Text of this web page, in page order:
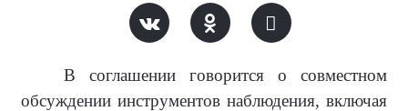
В соглашении говорится о совместном
обсуждении инструментов наблюдения, включая